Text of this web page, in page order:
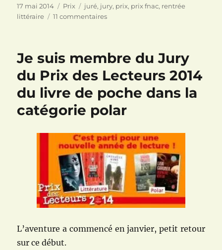
Publié
le
17 mai 2014 Catégories
Prix Étiquettes
juré, jury, prix, prix fnac, rentrée
littéraire
11 commentairessur
lirais
de
livres
dont
je
parlerais
pas
!
Je suis membre du Jury
du Prix des Lecteurs 2014
du livre de poche dans la
catégorie polar
L’aventure a commencé en janvier, petit retour
sur ce début.